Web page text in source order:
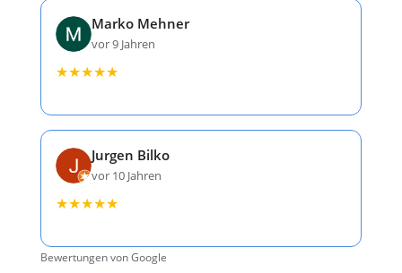
Marko Mehner
vor 9 Jahren
★★★★★
Jurgen Bilko
vor 10 Jahren
★★★★★
Bewertungen von Google